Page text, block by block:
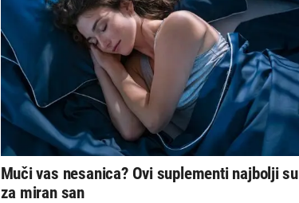
Muči vas nesanica? Ovi suplementi najbolji su
za miran san